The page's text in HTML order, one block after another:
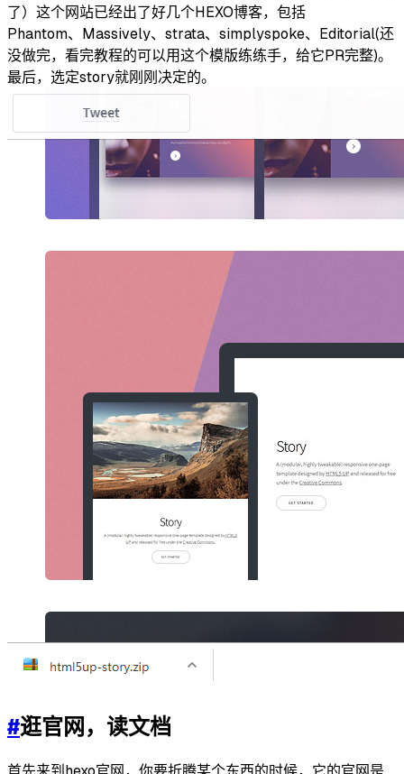
了）这个网站已经出了好几个HEXO博客，包括
Phantom、Massively、strata、simplyspoke、Editorial(还
没做完，看完教程的可以用这个模版练练手，给它PR完整)。
最后，选定story就刚刚决定的。
#逛官网，读文档